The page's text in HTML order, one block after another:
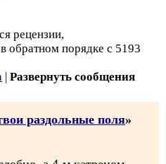
рецензии,
обратном порядке с 5193
| Развернуть сообщения
раздольные поля»